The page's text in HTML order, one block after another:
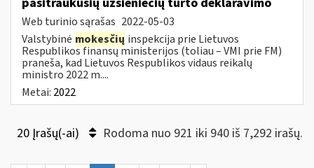
Web turinio sąrašas 2022-05-03
Valstybinė mokesčių inspekcija prie Lietuvos
Respublikos finansų ministerijos (toliau – VMI prie FM)
praneša, kad Lietuvos Respublikos vidaus reikalų
ministro 2022 m....
Metai: 2022
20 Įrašų(-ai) Rodoma nuo 921 iki 940 iš 7,292 irašų.